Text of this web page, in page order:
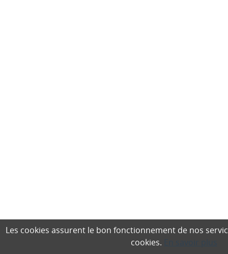
Les cookies assurent le bon fonctionnement de nos
cookies.